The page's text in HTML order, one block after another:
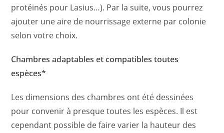
protéinés pour Lasius…). Par la suite, vous pourrez
ajouter une aire de nourrissage externe par colonie
selon votre choix.
Chambres adaptables et compatibles toutes
espèces*
Les dimensions des chambres ont été dessinées
pour convenir à presque toutes les espèces. Il est
cependant possible de faire varier la hauteur des